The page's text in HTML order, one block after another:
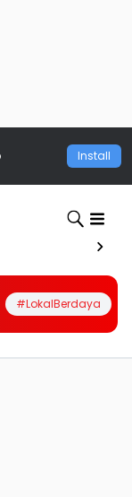
Install
#LokalBerdaya